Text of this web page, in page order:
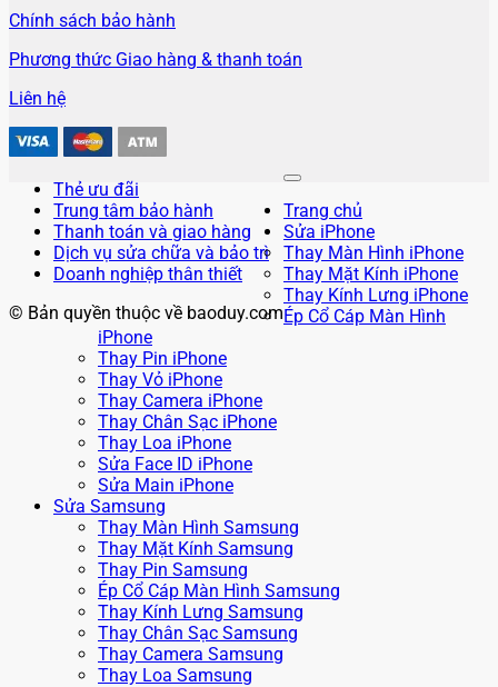
Chính sách bảo hành
Phương thức Giao hàng & thanh toán
Liên hệ
Thẻ ưu đãi
Trung tâm bảo hành
Thanh toán và giao hàng
Dịch vụ sửa chữa và bảo trì
Doanh nghiệp thân thiết
© Bản quyền thuộc về baoduy.com
Trang chủ
Sửa iPhone
Thay Màn Hình iPhone
Thay Mặt Kính iPhone
Thay Kính Lưng iPhone
Ép Cổ Cáp Màn Hình
iPhone
Thay Pin iPhone
Thay Vỏ iPhone
Thay Camera iPhone
Thay Chân Sạc iPhone
Thay Loa iPhone
Sửa Face ID iPhone
Sửa Main iPhone
Sửa Samsung
Thay Màn Hình Samsung
Thay Mặt Kính Samsung
Thay Pin Samsung
Ép Cổ Cáp Màn Hình Samsung
Thay Kính Lưng Samsung
Thay Chân Sạc Samsung
Thay Camera Samsung
Thay Loa Samsung